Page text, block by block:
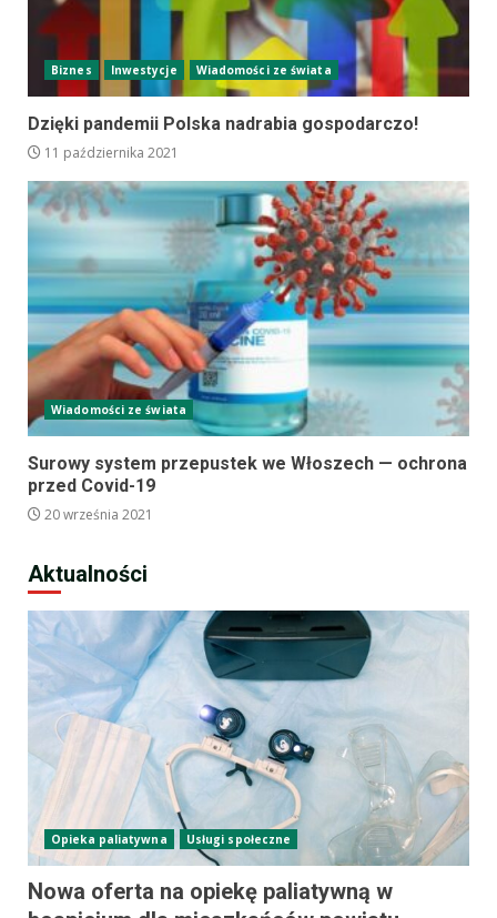
Biznes Inwestycje Wiadomości ze świata
Dzięki pandemii Polska nadrabia gospodarczo!
11 października 2021
Wiadomości ze świata
Surowy system przepustek we Włoszech — ochrona
przed Covid-19
20 września 2021
Aktualności
Opieka paliatywna Usługi społeczne
Nowa oferta na opiekę paliatywną w